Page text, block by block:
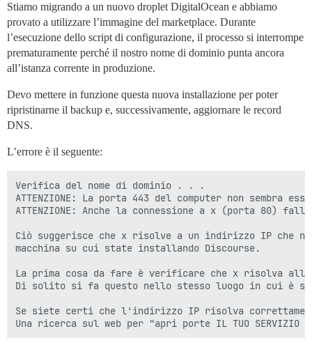
Stiamo migrando a un nuovo droplet DigitalOcean e abbiamo
provato a utilizzare l’immagine del marketplace. Durante
l’esecuzione dello script di configurazione, il processo si interrompe
prematuramente perché il nostro nome di dominio punta ancora
all’istanza corrente in produzione.
Devo mettere in funzione questa nuova installazione per poter
ripristinarne il backup e, successivamente, aggiornare le record
DNS.
L’errore è il seguente:
Verifica del nome di dominio . . .
ATTENZIONE: La porta 443 del computer non sembra
ATTENZIONE: Anche la connessione a x (porta 80)
Ciò suggerisce che x risolve a un indirizzo IP che
macchina su cui state installando Discourse.
La prima cosa da fare è verificare che x risolva
Di solito si fa questo nello stesso luogo in cui è
Se siete certi che l'indirizzo IP risolva